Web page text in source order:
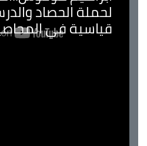
لحملة الحصاد
قياسية في